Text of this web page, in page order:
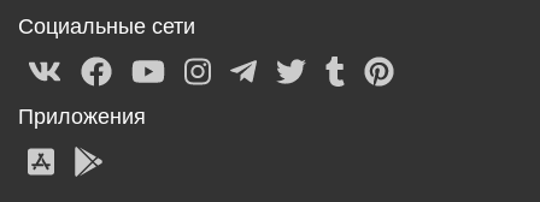
Социальные сети
Приложения